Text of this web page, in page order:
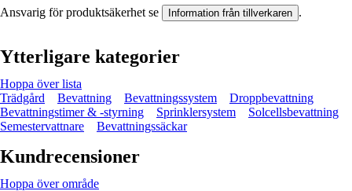
Ansvarig för produktsäkerhet se Information från tillverkaren .
Ytterligare kategorier
Hoppa över lista
Trädgård
Bevattning Bevattningssystem
Droppbevattning
Bevattningstimer & -styrning
Sprinklersystem
Solcellsbevattning
Semestervattnare
Bevattningssäckar
Kundrecensioner
Hoppa över område